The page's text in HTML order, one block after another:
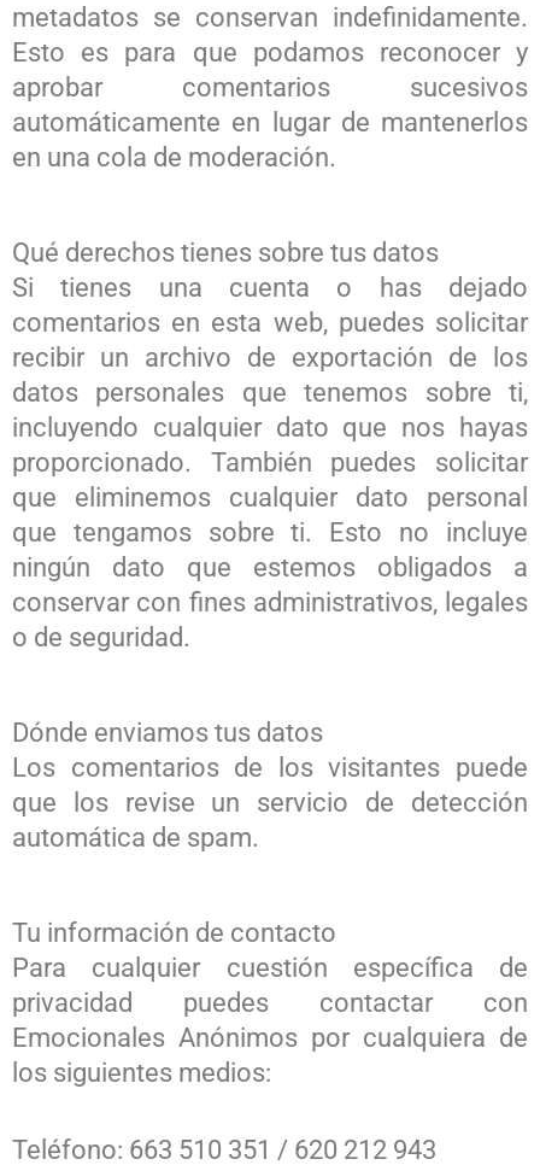
metadatos se conservan indefinidamente.
Esto es para que podamos reconocer y
aprobar comentarios sucesivos
automáticamente en lugar de mantenerlos
en una cola de moderación.
Qué derechos tienes sobre tus datos
Si tienes una cuenta o has dejado
comentarios en esta web, puedes solicitar
recibir un archivo de exportación de los
datos personales que tenemos sobre ti,
incluyendo cualquier dato que nos hayas
proporcionado. También puedes solicitar
que eliminemos cualquier dato personal
que tengamos sobre ti. Esto no incluye
ningún dato que estemos obligados a
conservar con fines administrativos, legales
o de seguridad.
Dónde enviamos tus datos
Los comentarios de los visitantes puede
que los revise un servicio de detección
automática de spam.
Tu información de contacto
Para cualquier cuestión específica de
privacidad puedes contactar con
Emocionales Anónimos por cualquiera de
los siguientes medios:
Teléfono: 663 510 351 / 620 212 943